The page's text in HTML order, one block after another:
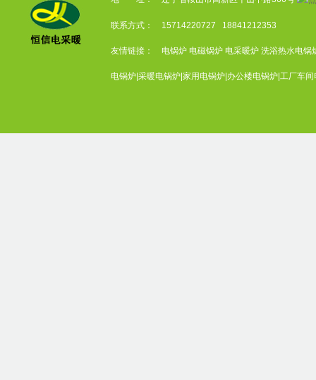
联系方式： 15714220727 18841212353
友情链接： 电锅炉 电磁锅炉 电采暖炉 洗浴热水电锅
电锅炉|采暖电锅炉|家用电锅炉|办公楼电锅炉|工厂车